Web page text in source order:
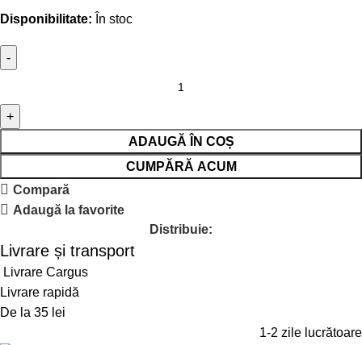
Disponibilitate: În stoc
ADAUGĂ ÎN COȘ
CUMPĂRĂ ACUM
Compară
Adaugă la favorite
Distribuie:
Livrare și transport
Livrare Cargus
Livrare rapidă
De la 35 lei
1-2 zile lucrătoare